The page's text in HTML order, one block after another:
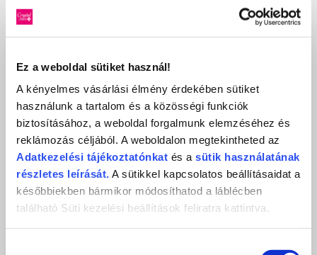
Ez a weboldal sütiket használ!
A kényelmes vásárlási élmény érdekében sütiket
használunk a tartalom és a közösségi funkciók
biztosításához, a weboldal forgalmunk elemzéséhez és
reklámozás céljából. A weboldalon megtekintheted az
Adatkezelési tájékoztatónkat és a sütik használatának
részletes leírását. A sütikkel kapcsolatos beállításaidat a
későbbiekben bármikor módosíthatod a láblécben
található Süti kezelési beállítások feliratra kattintva.
SPA 80-AS SZEMCSÉZETŰ CSERÉLHETŐ CSISZOLÓPAPÍR
20DB
1 890 Ft
db KOSÁRBA
KEDVENCEKHEZ AD
RÉSZLETEK